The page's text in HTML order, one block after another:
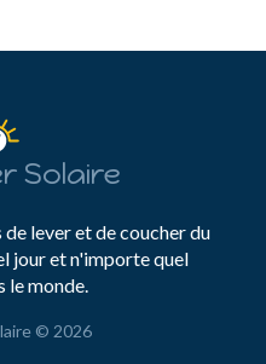
Solaire
lever et de coucher du
jour et n'importe quel
le monde.
© 2026